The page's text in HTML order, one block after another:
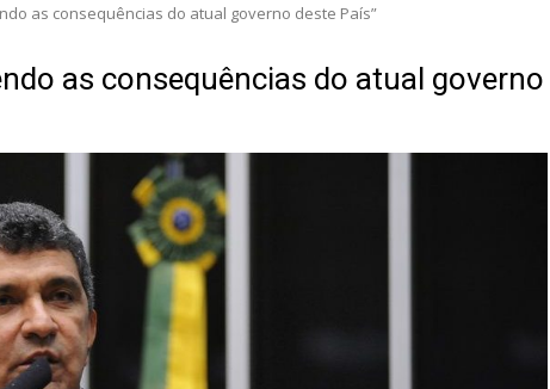
as consequências do atual governo deste País”
as consequências do atual governo